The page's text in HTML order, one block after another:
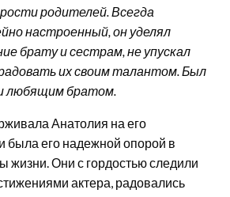
родителей. Всегда
настроенный, он уделял
брату и сестрам, не упускал
их своим талантом. Был
любящим братом.
Анатолия на его
была его надежной опорой в
Они с гордостью следили
актера, радовались